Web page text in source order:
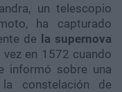
un telescopio
ha capturado
de la supernova
en 1572 cuando
informó sobre una
constelación de